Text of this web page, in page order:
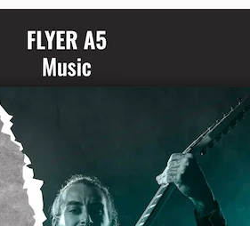
de
Gerador de
imagens
Gerador de vídeos
Começar
Academy
Termos e
condições